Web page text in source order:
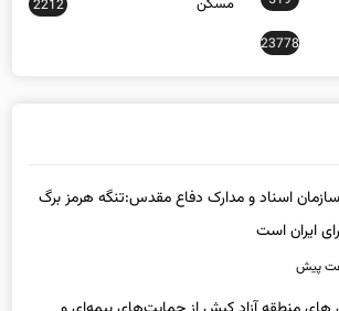
519
اسناد و مدارک دفاع مقدس:تنگه هرمز برگ
ایران است